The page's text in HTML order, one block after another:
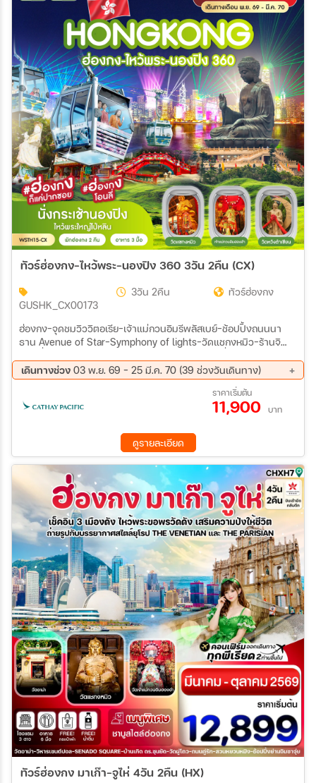
ทัวร์ฮ่องกง-ไหว้พระ-นองปิง 360 3วัน 2คืน (CX)
GUSHK_CX00173
3วัน 2คืน ทัวร์ฮ่องกง
ฮ่องกง-จุดชมวิววิตอเรีย-เจ้าแม่กวนอิมรีพลัสเบย์-ช้อปปิ้งถนนนา
ธาน Avenue of Star-Symphony of lights-วัดแชกงหมิว-ร้านจิ
360-ไหว้พระใหญ่โป่หลิน ช้อปปิ้งที่ซิตี้เกทเอาท์เล็ท-วัดหวังต้าเซียน-
เทพจันทรา
เดินทางช่วง 03 พ.ย. 69 - 25 มี.ค. 70 (39 ช่วงวันเดินทาง)
06 พ.ย. 69 - 08 พ.ย. 69
13 พ.ย. 69 - 15 พ.ย. 69
20 พ.ย. 69 - 22 พ.ย. 69
27 พ.ย. 69 - 29 พ.ย. 69
04 ธ.ค. 69 - 06 ธ.ค. 69
08 ธ.ค. 69 - 10 ธ.ค. 69
11 ธ.ค. 69 - 13 ธ.ค. 69
15 ธ.ค. 69 - 17 ธ.ค. 69
18 ธ.ค. 69 - 20 ธ.ค. 69
22 ธ.ค. 69 - 24 ธ.ค. 69
25 ธ.ค. 69 - 27 ธ.ค. 69
29 ธ.ค. 69 - 31 ธ.ค. 69
01 ม.ค. 70 - 03 ม.ค. 70
08 ม.ค. 70 - 10 ม.ค. 70
12 ม.ค. 70 - 14 ม.ค. 70
15 ม.ค. 70 - 17 ม.ค. 70
19 ม.ค. 70 - 21 ม.ค. 70
22 ม.ค. 70 - 24 ม.ค. 70
26 ม.ค. 70 - 28 ม.ค. 70
29 ม.ค. 70 - 31 ม.ค. 70
02 ก.พ. 70 - 04 ก.พ. 70
09 ก.พ. 70 - 11 ก.พ. 70
12 ก.พ. 70 - 14 ก.พ. 70
16 ก.พ. 70 - 18 ก.พ. 70
19 ก.พ. 70 - 21 ก.พ. 70
23 ก.พ. 70 - 25 ก.พ. 70
26 ก.พ. 70 - 28 ก.พ. 70
02 มี.ค 70 - 04 มี.ค 70
05 มี.ค 70 - 07 มี.ค 70
09 มี.ค 70 - 11 มี.ค 70
12 มี.ค 70 - 14 มี.ค 70
16 มี.ค 70 - 18 มี.ค 70
19 มี.ค 70 - 21 มี.ค 70
23 มี.ค 70 - 25 มี.ค 70
ราคาเริ่มต้น
11,900 บาท
ดูรายละเอียด
ทัวร์ฮ่องกง มาเก๊า-จูไห่ 4วัน 2คืน (HX)